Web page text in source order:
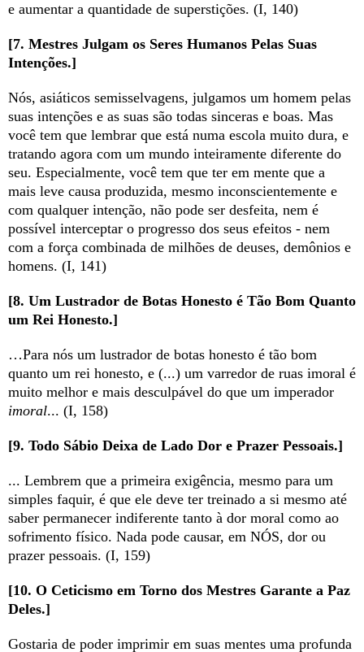
e aumentar a quantidade de superstições. (I, 140)
[7. Mestres Julgam os Seres Humanos Pelas Suas
Intenções.]
Nós, asiáticos semisselvagens, julgamos um homem pelas
suas intenções e as suas são todas sinceras e boas. Mas
você tem que lembrar que está numa escola muito dura, e
tratando agora com um mundo inteiramente diferente do
seu. Especialmente, você tem que ter em mente que a
mais leve causa produzida, mesmo inconscientemente e
com qualquer intenção, não pode ser desfeita, nem é
possível interceptar o progresso dos seus efeitos - nem
com a força combinada de milhões de deuses, demônios e
homens. (I, 141)
[8. Um Lustrador de Botas Honesto é Tão Bom Quanto
um Rei Honesto.]
…Para nós um lustrador de botas honesto é tão bom
quanto um rei honesto, e (...) um varredor de ruas imoral é
muito melhor e mais desculpável do que um imperador
imoral... (I, 158)
[9. Todo Sábio Deixa de Lado Dor e Prazer Pessoais.]
... Lembrem que a primeira exigência, mesmo para um
simples faquir, é que ele deve ter treinado a si mesmo até
saber permanecer indiferente tanto à dor moral como ao
sofrimento físico. Nada pode causar, em NÓS, dor ou
prazer pessoais. (I, 159)
[10. O Ceticismo em Torno dos Mestres Garante a Paz
Deles.]
Gostaria de poder imprimir em suas mentes uma profunda